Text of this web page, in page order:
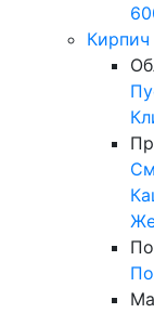
Кирпич